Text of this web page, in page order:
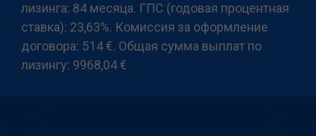
лизинга: 84 месяца. ГПС (годовая процентная
ставка): 23,63%. Комиссия за оформление
договора: 514 €. Общая сумма выплат по
лизингу: 9968,04 €